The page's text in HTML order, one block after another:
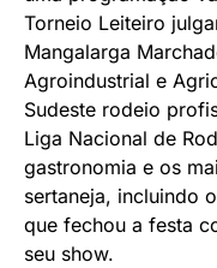
Torneio Leiteiro
Mangalarga
Agroindustrial e
Sudeste rodeio
Liga Nacional de
gastronomia e os
sertaneja, incluindo
que fechou a festa
seu show.